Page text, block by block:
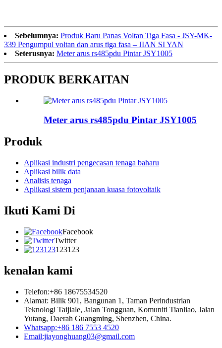
Sebelumnya: Produk Baru Panas Voltan Tiga Fasa - JSY-MK-
339 Pengumpul voltan dan arus tiga fasa – JIAN SI YAN
Seterusnya: Meter arus rs485pdu Pintar JSY1005
PRODUK BERKAITAN
Meter arus rs485pdu Pintar JSY1005
Produk
Aplikasi industri pengecasan tenaga baharu
Aplikasi bilik data
Analisis tenaga
Aplikasi sistem penjanaan kuasa fotovoltaik
Ikuti Kami Di
Facebook
Twitter
123123
kenalan kami
Telefon:+86 18675534520
Alamat: Bilik 901, Bangunan 1, Taman Perindustrian
Teknologi Taijiale, Jalan Tongguan, Komuniti Tianliao, Jalan
Yutang, Daerah Guangming, Shenzhen, China.
Whatsapp:+86 186 7553 4520
Email:jiayonghuang03@gmail.com